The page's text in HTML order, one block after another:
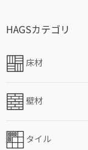
HAGSカテゴリ
床材
壁材
タイル